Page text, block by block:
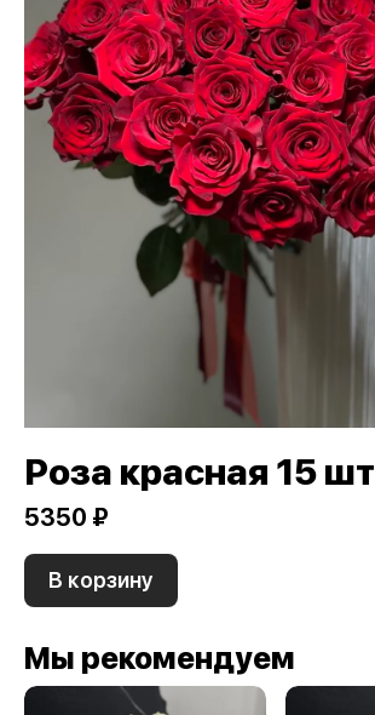
Роза красная 15 шт
5350 ₽
В корзину
Мы рекомендуем